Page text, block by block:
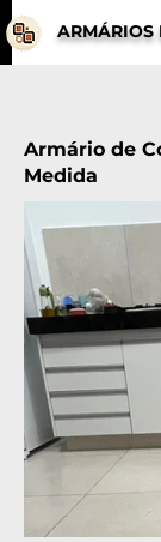
ARMÁRIOS
Armário de
Medida